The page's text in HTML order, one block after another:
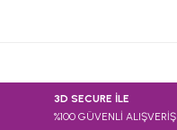
3D SECURE İLE
%100 GÜVENLİ ALIŞVERİŞ